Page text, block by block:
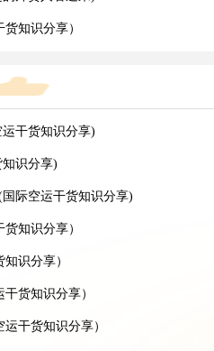
知识分享）
干货知识分享)
识分享)
际空运干货知识分享)
知识分享）
识分享）
货知识分享）
干货知识分享）